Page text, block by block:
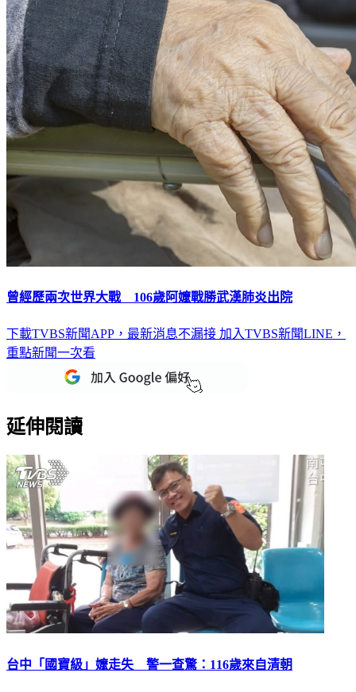
曾經歷兩次世界大戰 106歲阿嬤戰勝武漢肺炎出院
下載TVBS新聞APP，最新消息不漏接 加入TVBS新聞LINE，
重點新聞一次看
延伸閱讀
台中「國寶級」嬤走失 警一查驚：116歲來自清朝